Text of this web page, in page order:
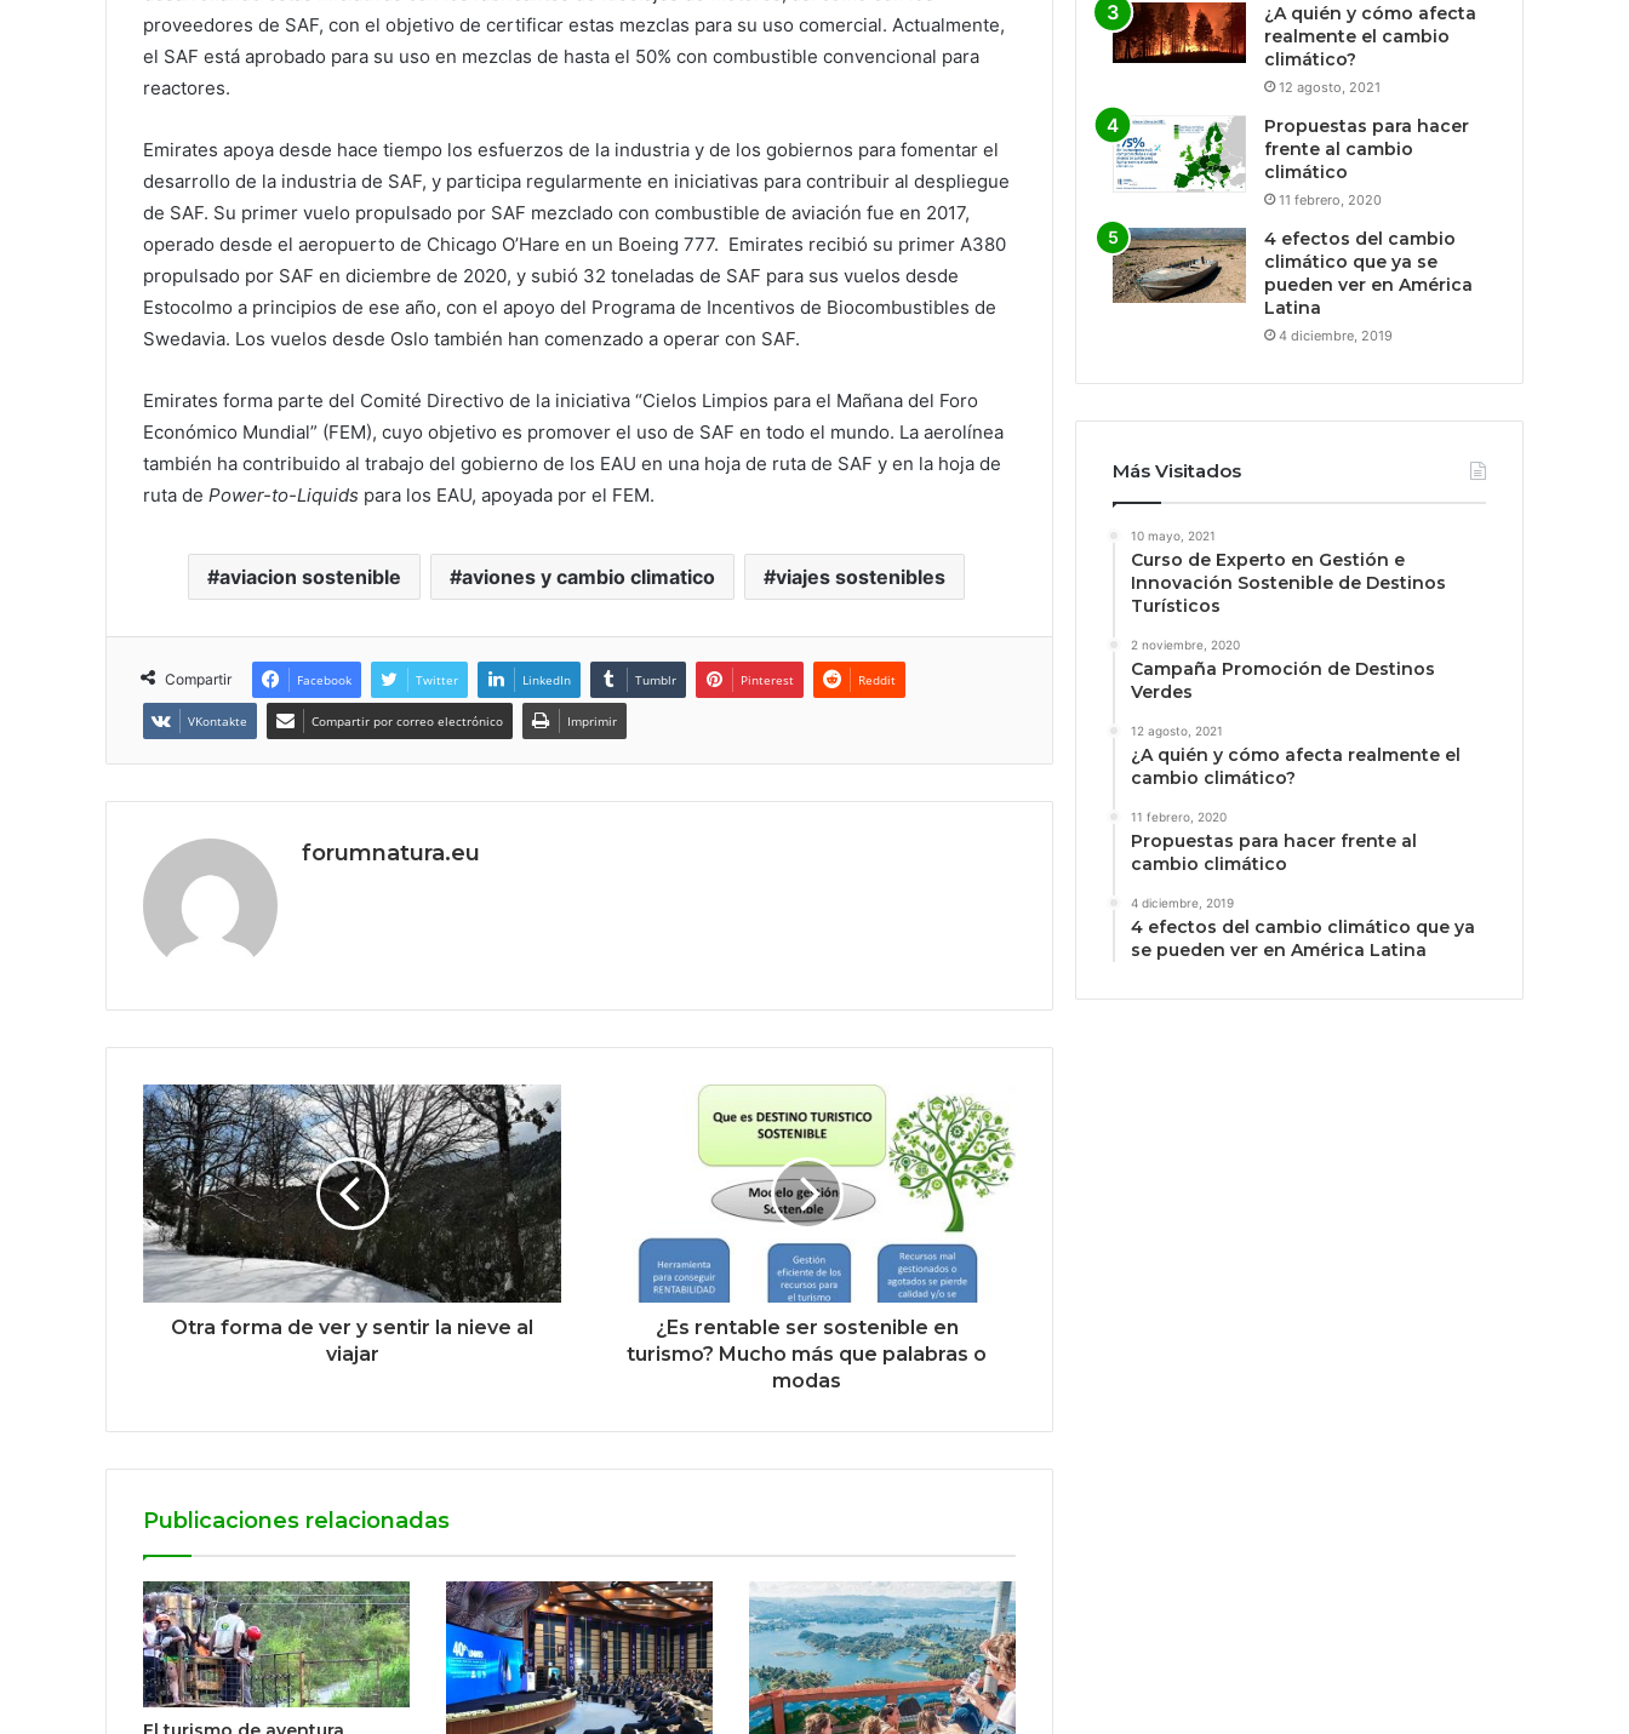
proveedores de SAF, con el objetivo de certificar estas mezclas para su uso comercial. Actualmente,
el SAF está aprobado para su uso en mezclas de hasta el 50% con combustible convencional para
reactores.
Emirates apoya desde hace tiempo los esfuerzos de la industria y de los gobiernos para fomentar el
desarrollo de la industria de SAF, y participa regularmente en iniciativas para contribuir al despliegue
de SAF. Su primer vuelo propulsado por SAF mezclado con combustible de aviación fue en 2017,
operado desde el aeropuerto de Chicago O’Hare en un Boeing 777. Emirates recibió su primer A380
propulsado por SAF en diciembre de 2020, y subió 32 toneladas de SAF para sus vuelos desde
Estocolmo a principios de ese año, con el apoyo del Programa de Incentivos de Biocombustibles de
Swedavia. Los vuelos desde Oslo también han comenzado a operar con SAF.
Emirates forma parte del Comité Directivo de la iniciativa “Cielos Limpios para el Mañana del Foro
Económico Mundial” (FEM), cuyo objetivo es promover el uso de SAF en todo el mundo. La aerolínea
también ha contribuido al trabajo del gobierno de los EAU en una hoja de ruta de SAF y en la hoja de
ruta de Power-to-Liquids para los EAU, apoyada por el FEM.
aviacion sostenible aviones y cambio climatico viajes sostenibles
Compartir Facebook Twitter LinkedIn Tumblr Pinterest Reddit
VKontakte Compartir por correo electrónico Imprimir
forumnatura.eu
Otra forma de ver y sentir la nieve al
viajar
¿Es rentable ser sostenible en
turismo? Mucho más que palabras o
modas
Publicaciones relacionadas
¿A quién y cómo afecta
realmente el cambio
climático?
12 agosto, 2021
Propuestas para hacer
frente al cambio
climático
11 febrero, 2020
4 efectos del cambio
climático que ya se
pueden ver en América
Latina
4 diciembre, 2019
Más Visitados
10 mayo, 2021
Curso de Experto en Gestión e
Innovación Sostenible de Destinos
Turísticos
2 noviembre, 2020
Campaña Promoción de Destinos
Verdes
12 agosto, 2021
¿A quién y cómo afecta realmente el
cambio climático?
11 febrero, 2020
Propuestas para hacer frente al
cambio climático
4 diciembre, 2019
4 efectos del cambio climático que ya
se pueden ver en América Latina